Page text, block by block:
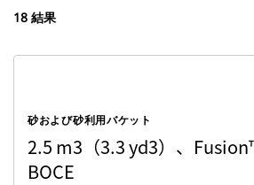
18 結果
砂および砂利用バケット
2.5 m3（3.3 yd3）、
BOCE